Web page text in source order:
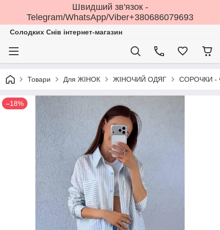
Швидший зв'язок -
Telegram/WhatsApp/Viber+380686079693
Солодких Снів інтернет-магазин
Товари Для ЖІНОК ЖІНОЧИЙ ОДЯГ СОРОЧКИ -
–18%